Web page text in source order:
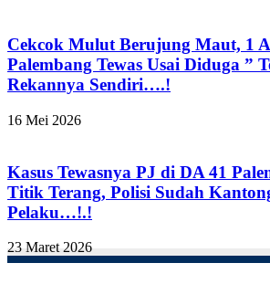
Cekcok Mulut Berujung Maut, 1
Palembang Tewas Usai Diduga ”
Rekannya Sendiri….!
16 Mei 2026
Kasus Tewasnya PJ di DA 41
Titik Terang, Polisi Sudah
Pelaku…!.!
23 Maret 2026